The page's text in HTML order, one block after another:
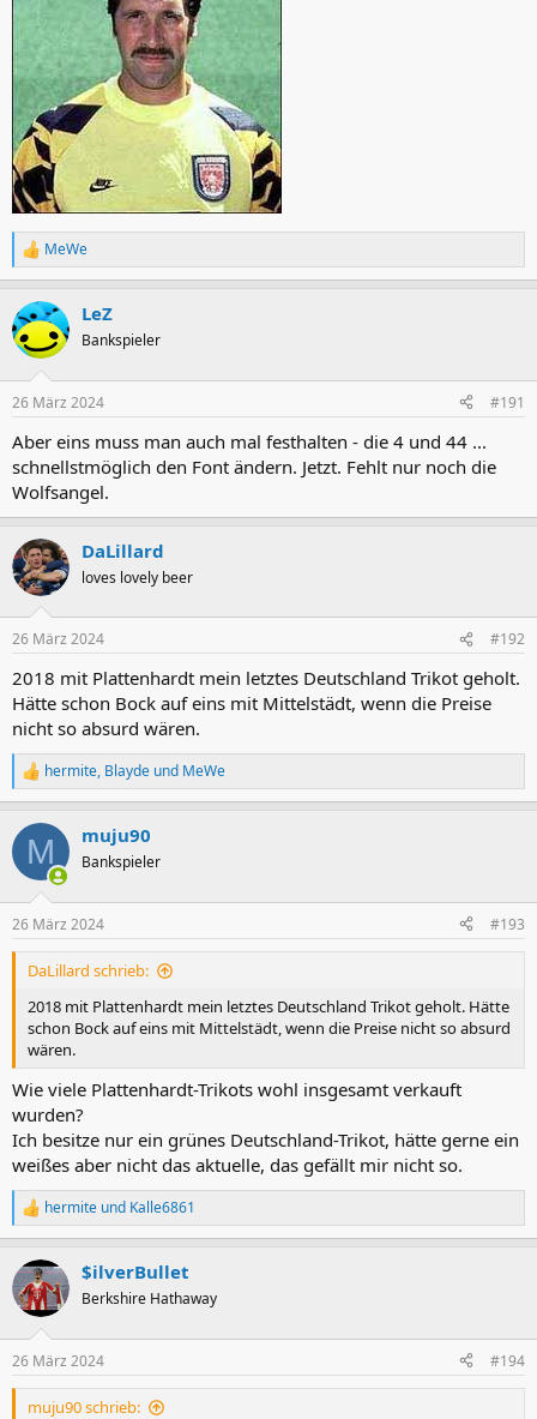
R
e
k
t
i
e
:
MeWe
LeZ
Bankspieler
26 März 2024 #191
Aber eins muss man auch mal festhalten - die 4 und 44 ...
schnellstmöglich den Font ändern. Jetzt. Fehlt nur noch die
Wolfsangel.
DaLillard
loves lovely beer
26 März 2024 #192
2018 mit Plattenhardt mein letztes Deutschland Trikot geholt.
Hätte schon Bock auf eins mit Mittelstädt, wenn die Preise
nicht so absurd wären.
R
e
k
i
e
n
hermite, Blayde und MeWe
M muju90
Bankspieler
26 März 2024 #193
DaLillard schrieb:
2018 mit Plattenhardt mein letztes Deutschland Trikot geholt. Hätte
schon Bock auf eins mit Mittelstädt, wenn die Preise nicht so absurd
wären.
Wie viele Plattenhardt-Trikots wohl insgesamt verkauft
wurden?
Ich besitze nur ein grünes Deutschland-Trikot, hätte gerne ein
weißes aber nicht das aktuelle, das gefällt mir nicht so.
R
e
k
t
i
e
n
hermite und Kalle6861
$ilverBullet
Berkshire Hathaway
26 März 2024 #194
muju90 schrieb: